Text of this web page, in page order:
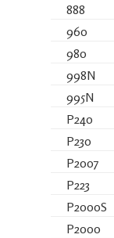
888
960
980
998N
995N
P240
P230
P2007
P223
P2000S
P2000